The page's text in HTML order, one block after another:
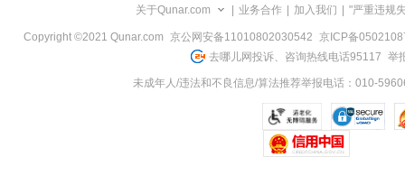
关于Qunar.com 业务合作 加入我们 "严重违规
Copyright ©2021 Qunar.com 京公网安备11010802030542 京ICP备
去哪儿网投诉、咨询热线电话95117 举
未成年人/违法和不良信息/算法推荐举报电话：010-